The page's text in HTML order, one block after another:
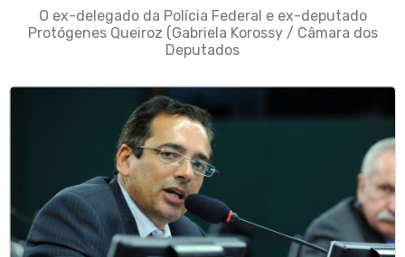
O ex-delegado da Polícia Federal e ex-deputado
Protógenes Queiroz (Gabriela Korossy / Câmara dos
Deputados